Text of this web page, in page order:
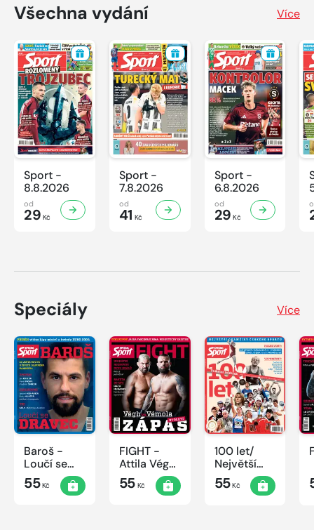
Všechna vydání Více
Sport -
8.8.2026
od
29 Kč
Sport -
7.8.2026
od
41 Kč
Sport -
6.8.2026
od
29 Kč
Speciály Více
Baroš -
Loučí se
dravec
55Kč
FIGHT -
Attila Végh
vs. Karlos
Vémola
55Kč
100 let/
Největší
okamžiky
českého
55Kč